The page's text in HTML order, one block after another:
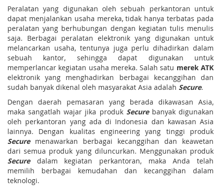
Peralatan yang digunakan oleh sebuah perkantoran untuk
dapat menjalankan usaha mereka, tidak hanya terbatas pada
peralatan yang berhubungan dengan kegiatan tulis menulis
saja. Berbagai peralatan elektronik yang digunakan untuk
melancarkan usaha, tentunya juga perlu dihadirkan dalam
sebuah kantor, sehingga dapat digunakan untuk
memperlancar kegiatan usaha mereka. Salah satu merek ATK
elektronik yang menghadirkan berbagai kecanggihan dan
sudah banyak dikenal oleh masyarakat Asia adalah Secure.
Dengan daerah pemasaran yang berada dikawasan Asia,
maka sangatlah wajar jika produk Securebanyak digunakan
oleh perkantoran yang ada di Indonesia dan kawasan Asia
lainnya. Dengan kualitas engineering yang tinggi produk
Securemenawarkan berbagai kecanggihan dan keawetan
dari semua produk yang diluncurkan. Menggunakan produk
Securedalam kegiatan perkantoran, maka Anda telah
memilih berbagai kemudahan dan kecanggihan dalam
teknologi.